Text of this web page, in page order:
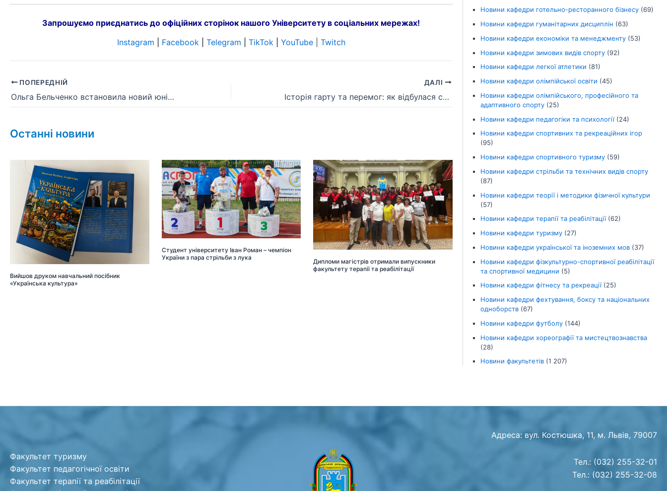
Запрошуємо приєднатись до офіційних сторінок нашого Університету в соціальних мережах!
Instagram
Facebook| Telegram TikTok| YouTube| Twitch
ПОПЕРЕДНІЙ
Ольга Бельченко встановила новий юніорський рекорд України зі стрибків з жердиною
ДАЛІ
Історія гарту та перемог: як відбулася студентська вікторина до 80-річчя університету
Останні новини
Вийшов друком навчальний посібник
«Українська культура»
Студент університету Іван Роман – чемпіон
України з пара стрільби з лука
Дипломи магістрів отримали випускники
факультету терапії та реабілітації
Новини кафедри готельно-ресторанного бізнесу(69)
Новини кафедри гуманітарних дисциплін (63)
Новини кафедри економіки та менеджменту(53)
Новини кафедри зимових видів спорту(92)
Новини кафедри легкої атлетики (81)
Новини кафедри олімпійської освіти (45)
Новини кафедри олімпійського, професійного та
адаптивного спорту(25)
Новини кафедри педагогіки та психології(24)
Новини кафедри спортивних та рекреаційних ігор
(95)
Новини кафедри спортивного туризму(59)
Новини кафедри стрільби та технічних видів спорту
(87)
Новини кафедри теорії і методики фізичної культури
(57)
Новини кафедри терапії та реабілітації(62)
Новини кафедри туризму(27)
Новини кафедри української та іноземних мов(37)
Новини кафедри фізкультурно-спортивної реабілітації
та спортивної медицини (5)
Новини кафедри фітнесу та рекреації(25)
Новини кафедри фехтування, боксу та національних
одноборств(67)
Новини кафедри футболу(144)
Новини кафедри хореографії та мистецтвознавства
(28)
Новини факультетів(1 207)
Факультет туризму
Факультет педагогічної освіти
Факультет терапії та реабілітації
Адреса: вул. Костюшка, 11, м. Львів, 79007
Тел.: (032) 255-32-01
Тел.: (032) 255-32-08